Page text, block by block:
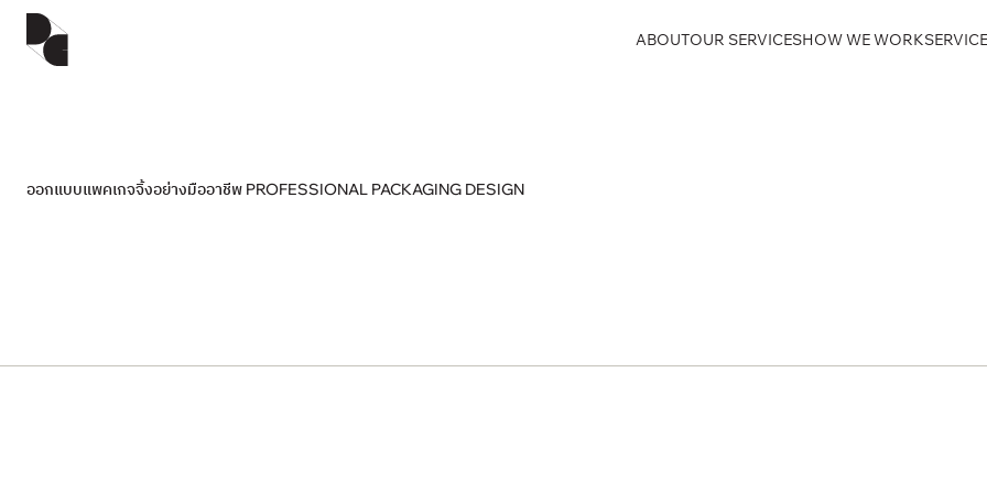
ABOUTOUR SERVICESHOW WE WORK
ออกแบบแพคเกจจิ้งอย่างมืออาชีพ PROFESSIONAL PACKAGING DESIGN